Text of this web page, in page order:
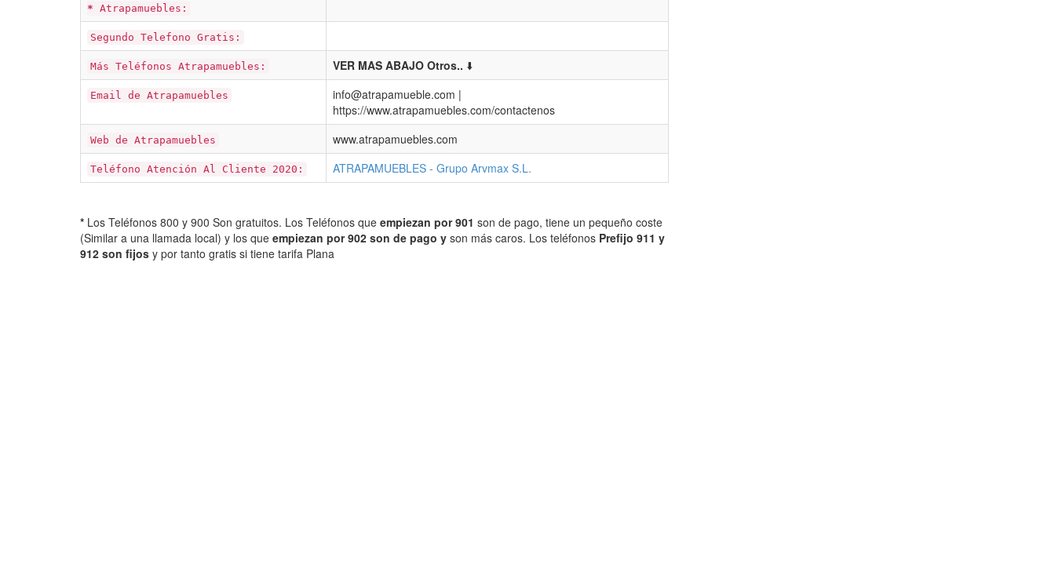
* Atrapamuebles:
Segundo Telefono Gratis:
Más Teléfonos Atrapamuebles: VER MAS ABAJO Otros.. ⬇️
Email de Atrapamuebles
info@atrapamueble.com |
https://www.atrapamuebles.com/contactenos
Web de Atrapamuebles www.atrapamuebles.com
Teléfono Atención Al Cliente 2020: ATRAPAMUEBLES - Grupo Arvmax S.L.
* Los Teléfonos 800 y 900 Son gratuitos. Los Teléfonos que empiezan por 901 son de pago, tiene un pequeño coste
(Similar a una llamada local) y los que empiezan por 902 son de pago y son más caros. Los teléfonos Prefijo 911 y
912 son fijos y por tanto gratis si tiene tarifa Plana